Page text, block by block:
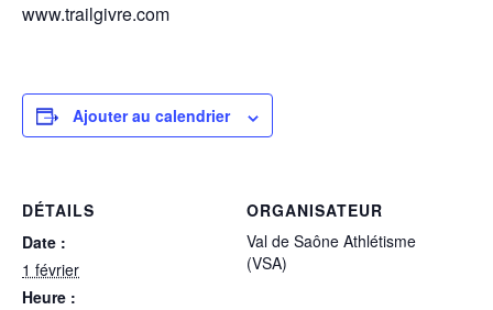
www.trailgivre.com
Ajouter au calendrier
DÉTAILS
Date :
1 février
Heure :
ORGANISATEUR
Val de Saône Athlétisme
(VSA)